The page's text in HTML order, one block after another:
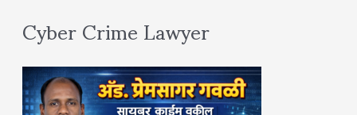
Cyber Crime Lawyer